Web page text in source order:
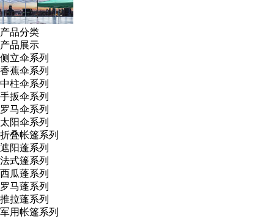
产品分类
产品展示
侧立伞系列
香蕉伞系列
中柱伞系列
手扳伞系列
罗马伞系列
太阳伞系列
折叠帐篷系列
遮阳蓬系列
法式篷系列
西瓜蓬系列
罗马蓬系列
推拉蓬系列
军用帐篷系列